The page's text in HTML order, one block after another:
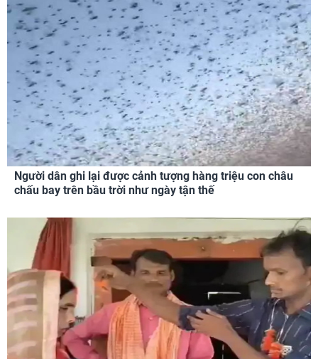
Người dân ghi lại được cảnh tượng hàng triệu con châu
chấu bay trên bầu trời như ngày tận thế